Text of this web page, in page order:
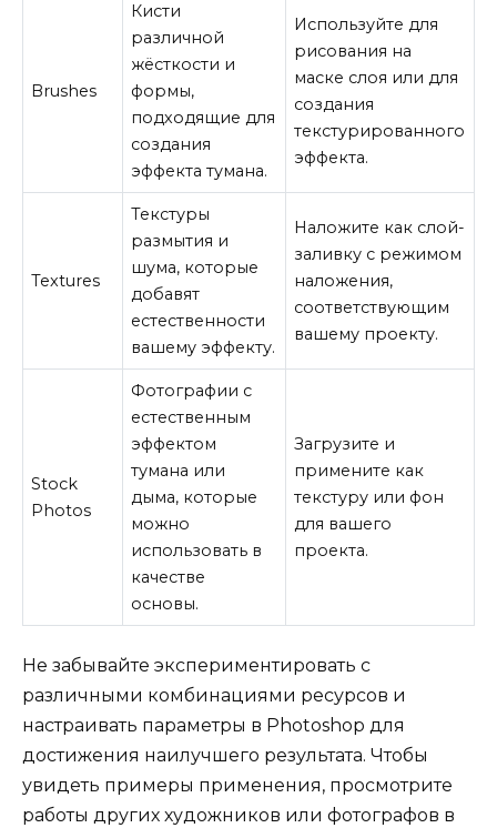
Brushes
Кисти
различной
жёсткости и
формы,
подходящие для
создания
эффекта тумана.
Используйте для
рисования на
маске слоя или для
создания
текстурированного
эффекта.
Textures
Текстуры
размытия и
шума, которые
добавят
естественности
вашему эффекту.
Наложите как слой-
заливку с режимом
наложения,
соответствующим
вашему проекту.
Stock
Photos
Фотографии с
естественным
эффектом
тумана или
дыма, которые
можно
использовать в
качестве
основы.
Загрузите и
примените как
текстуру или фон
для вашего
проекта.
Не забывайте экспериментировать с
различными комбинациями ресурсов и
настраивать параметры в Photoshop для
достижения наилучшего результата. Чтобы
увидеть примеры применения, просмотрите
работы других художников или фотографов в